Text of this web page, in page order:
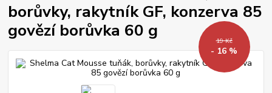
borůvky, rakytník GF, konzerva 85
govězí borůvka 60 g
19 Kč
- 16 %